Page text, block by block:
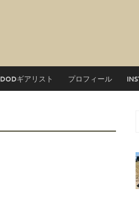
DODギアリスト プロフィール